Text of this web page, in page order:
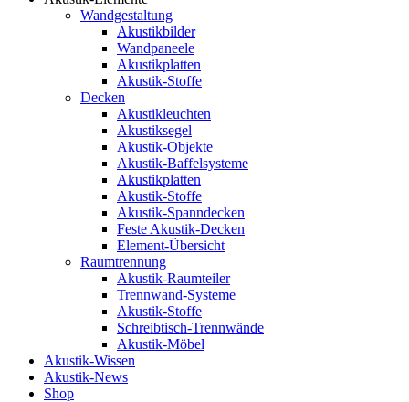
Wandgestaltung
Akustikbilder
Wandpaneele
Akustikplatten
Akustik-Stoffe
Decken
Akustikleuchten
Akustiksegel
Akustik-Objekte
Akustik-Baffelsysteme
Akustikplatten
Akustik-Stoffe
Akustik-Spanndecken
Feste Akustik-Decken
Element-Übersicht
Raumtrennung
Akustik-Raumteiler
Trennwand-Systeme
Akustik-Stoffe
Schreibtisch-Trennwände
Akustik-Möbel
Akustik-Wissen
Akustik-News
Shop